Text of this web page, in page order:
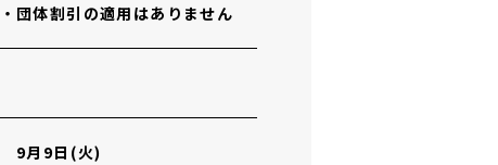
団体割引の適用はありません
9月9日(火)